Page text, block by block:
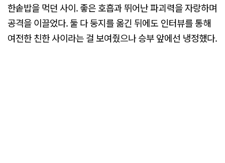
한솥밥을 먹던 사이. 좋은 호흡과 뛰어난 파괴력을 자랑하며
공격을 이끌었다. 둘 다 둥지를 옮긴 뒤에도 인터뷰를 통해
여전한 친한 사이라는 걸 보여줬으나 승부 앞에선 냉정했다.